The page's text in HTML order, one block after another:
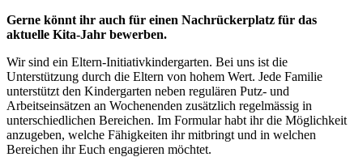
Gerne könnt ihr auch für einen Nachrückerplatz für das
aktuelle Kita-Jahr bewerben.
Wir sind ein Eltern-Initiativkindergarten. Bei uns ist die
Unterstützung durch die Eltern von hohem Wert. Jede Familie
unterstützt den Kindergarten neben regulären Putz- und
Arbeitseinsätzen an Wochenenden zusätzlich regelmässig in
unterschiedlichen Bereichen. Im Formular habt ihr die Möglichkeit
anzugeben, welche Fähigkeiten ihr mitbringt und in welchen
Bereichen ihr Euch engagieren möchtet.